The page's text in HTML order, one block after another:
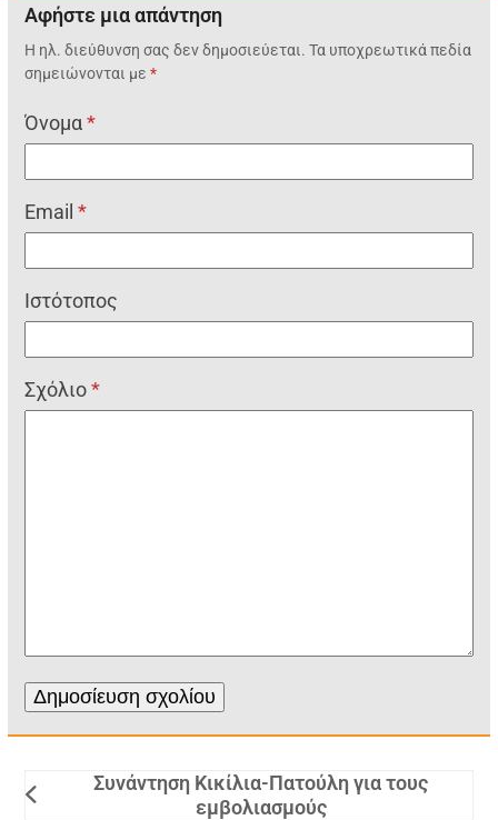
Αφήστε μια απάντηση
Η ηλ. διεύθυνση σας δεν δημοσιεύεται. Τα υποχρεωτικά πεδία
σημειώνονται με*
Όνομα*
Email*
Ιστότοπος
Σχόλιο*
Συνάντηση Κικίλια-Πατούλη για τους
εμβολιασμούς